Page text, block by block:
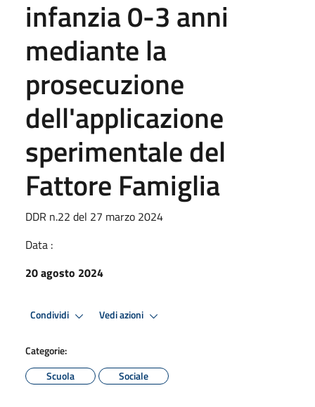
infanzia 0-3 anni
mediante la
prosecuzione
dell'applicazione
sperimentale del
Fattore Famiglia
DDR n.22 del 27 marzo 2024
Data :
20 agosto 2024
Condividi Vedi azioni
Categorie:
Scuola
Sociale